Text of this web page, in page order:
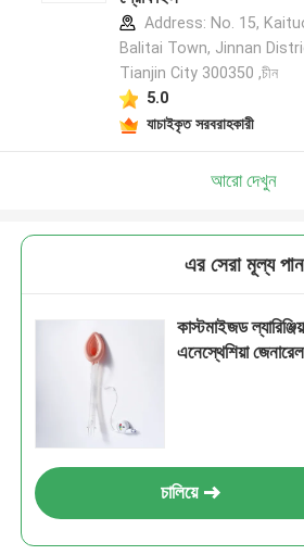
Address: No. 15,
Balitai Town, Jinnan
Tianjin City 300350 ,চীন
5.0
যাচাইকৃত সরবরাহকারী
আরো দেখুন
এর সেরা মূল্য পান
কাস্টমাইজড
এনেস্থেশিয়া জেনারেল
চালিয়ে